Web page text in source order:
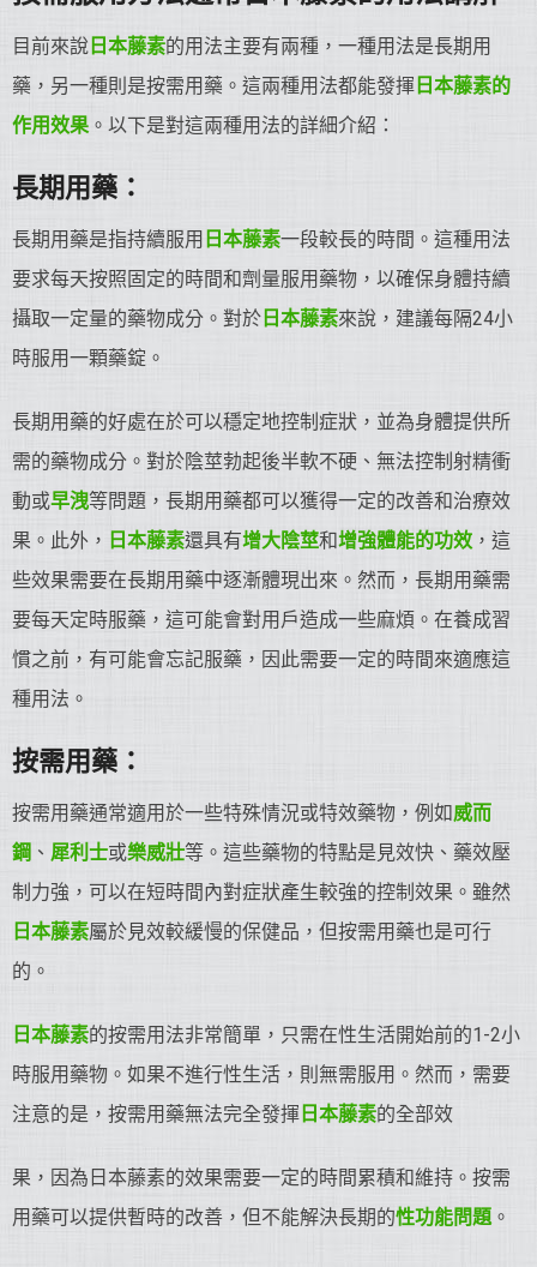
目前來說 日本藤素的用法主要有兩種，一種用法是長期用
藥，另一種則是按需用藥。這兩種用法都能發揮 日本藤素的
作用效果。以下是對這兩種用法的詳細介紹：
長期用藥：
長期用藥是指持續服用 日本藤素一段較長的時間。這種用法
要求每天按照固定的時間和劑量服用藥物，以確保身體持續
攝取一定量的藥物成分。對於 日本藤素來說，建議每隔24小
時服用一顆藥錠。
長期用藥的好處在於可以穩定地控制症狀，並為身體提供所
需的藥物成分。對於陰莖勃起後半軟不硬、無法控制射精衝
動或早洩等問題，長期用藥都可以獲得一定的改善和治療效
果。此外， 日本藤素還具有增大陰莖和增強體能的功效 ，這
些效果需要在長期用藥中逐漸體現出來。然而，長期用藥需
要每天定時服藥，這可能會對用戶造成一些麻煩。在養成習
慣之前，有可能會忘記服藥，因此需要一定的時間來適應這
種用法。
按需用藥：
按需用藥通常適用於一些特殊情況或特效藥物，例如威而
鋼 、 犀利士或樂威壯等。這些藥物的特點是見效快、藥效壓
制力強，可以在短時間內對症狀產生較強的控制效果。雖然
日本藤素屬於見效較緩慢的保健品，但按需用藥也是可行
的。
日本藤素的按需用法非常簡單，只需在性生活開始前的1-2小
時服用藥物。如果不進行性生活，則無需服用。然而，需要
注意的是，按需用藥無法完全發揮 日本藤素的全部效
果，因為日本藤素的效果需要一定的時間累積和維持。按需
用藥可以提供暫時的改善，但不能解決長期的性功能問題。